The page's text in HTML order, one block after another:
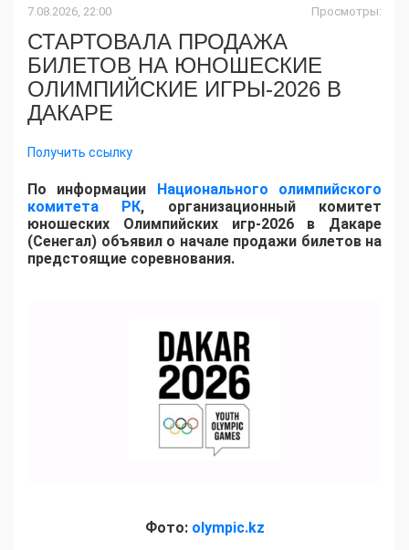
7.08.2026, 22:00 Просмотры:
СТАРТОВАЛА ПРОДАЖА
БИЛЕТОВ НА ЮНОШЕСКИЕ
ОЛИМПИЙСКИЕ ИГРЫ-2026 В
ДАКАРЕ
Получить ссылку
По информации
Национального олимпийского
комитета РК, организационный комитет
юношеских Олимпийских игр-2026 в Дакаре
(Сенегал) объявил о начале продажи билетов на
предстоящие соревнования.
Фото: olympic.kz